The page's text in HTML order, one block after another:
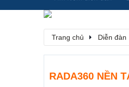
Trang chủ Diễn đàn
RADA360 NỀN